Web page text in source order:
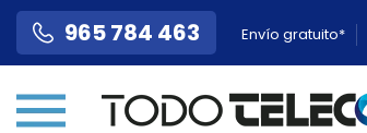
965 784 463 Envío gratuito*